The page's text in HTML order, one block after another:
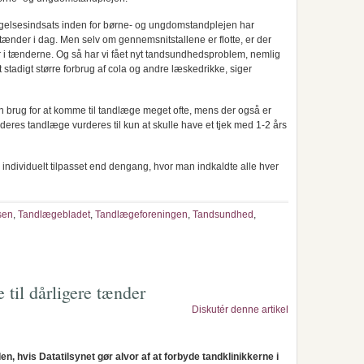
inden for børne- og ungdomstandplejen har
i dag. Men selv om gennemsnitstallene er flotte, er der
tænderne. Og så har vi fået nyt tandsundhedsproblem, nemlig
større forbrug af cola og andre læskedrikke, siger
for at komme til tandlæge meget ofte, mens der også er
tandlæge vurderes til kun at skulle have et tjek med 1-2 års
tilpasset end dengang, hvor man indkaldte alle hver
, Tandlægebladet, Tandlægeforeningen, Tandsundhed ,
til dårligere tænder
Diskutér denne artikel
hvis Datatilsynet gør alvor af at forbyde tandklinikkerne i